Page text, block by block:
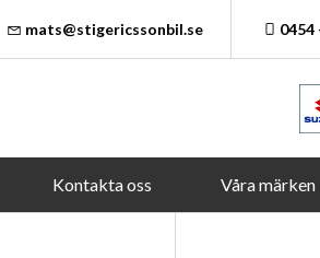
mats@stigericssonbil.se 0454
Kontakta oss Våra märken